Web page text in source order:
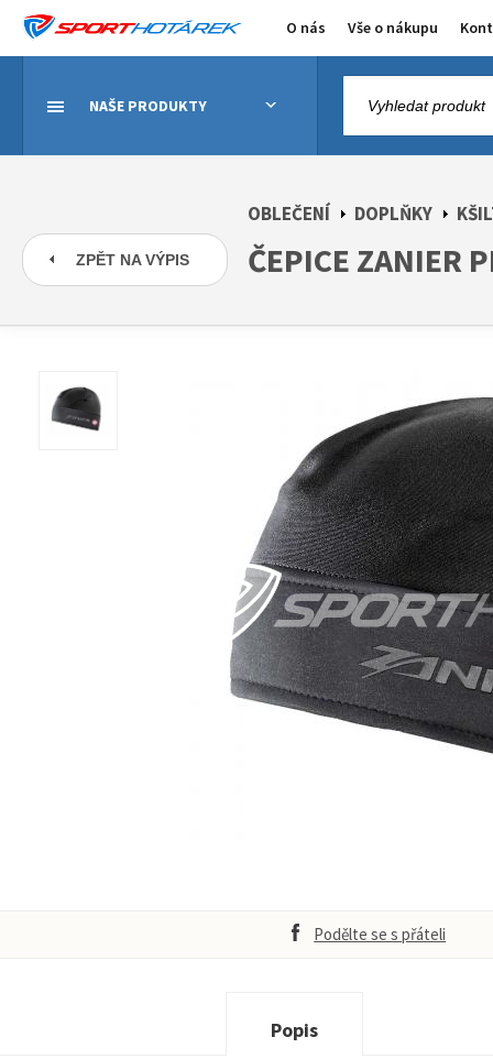
O nás Vše o nákupu
NAŠE PRODUKTY
ZPĚT NA VÝPIS
OBLEČENÍ DOPLŇKY
ČEPICE ZANIER
Podělte se s přáteli
Popis